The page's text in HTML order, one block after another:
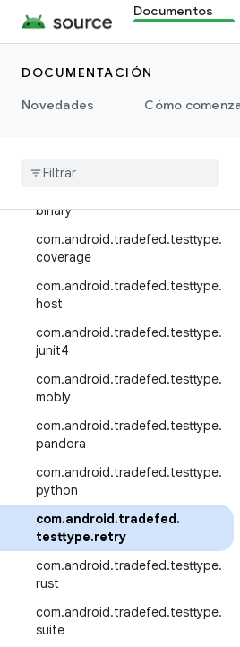
Documentos
DOCUMENTACIÓN
Novedades
Cómo
com.android.tradefed.targetpre
p.multi
com.android.tradefed.targetpre
com
binary
com.android.tradefed.testtype.
coverage
com.android.tradefed.testtype.
host
com.android.tradefed.testtype.
junit4
com.android.tradefed.testtype.
mobly
com.android.tradefed.testtype.
pandora
com.android.tradefed.testtype.
python
com.android.tradefed.
testtype.retry
com.android.tradefed.testtype.
rust
com.android.tradefed.testtype.
suite